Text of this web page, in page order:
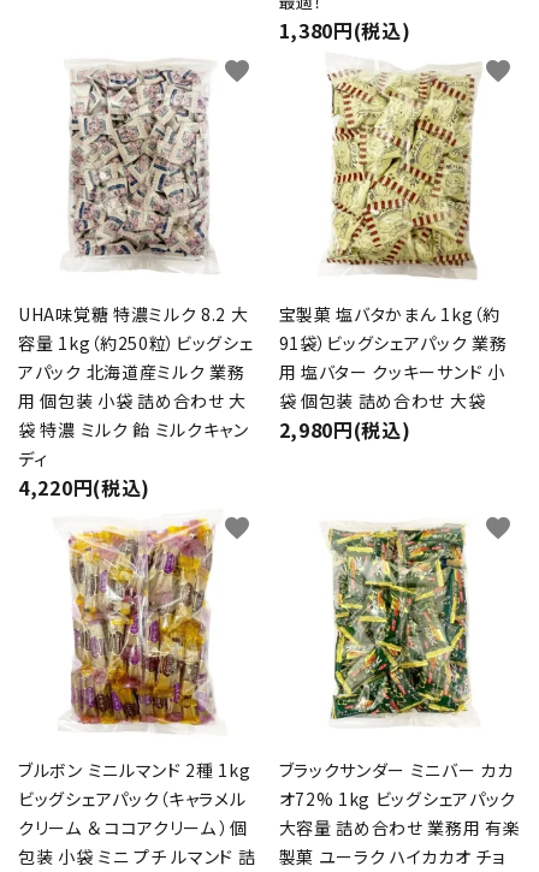
1,380円(税込)
UHA味覚糖 特濃ミルク 8.2 大
容量 1kg（約250粒）ビッグシェ
アパック 北海道産ミルク 業務
用 個包装 小袋 詰め合わせ 大
袋 特濃 ミルク 飴 ミルクキャン
ディ
4,220円(税込)
favorite
宝製菓 塩バタかまん 1kg（約
91袋）ビッグシェアパック 業務
用 塩バター クッキーサンド 小
袋 個包装 詰め合わせ 大袋
2,980円(税込)
favorite
ブルボン ミニルマンド 2種 1kg
ビッグシェアパック（キャラメル
クリーム ＆ ココアクリーム ）個
包装 小袋 ミニ プチ ルマンド 詰
favorite
ブラックサンダー ミニバー カカ
オ72% 1kg ビッグシェアパック
大容量 詰め合わせ 業務用 有楽
製菓 ユーラク ハイカカオ チョ
favorite